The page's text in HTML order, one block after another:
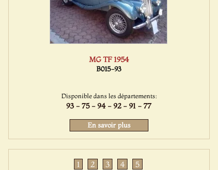
MG TF 1954
B015-93
Disponible dans les départements:
93 - 75 - 94 - 92 - 91 - 77
En savoir plus
1 2 3 4 5